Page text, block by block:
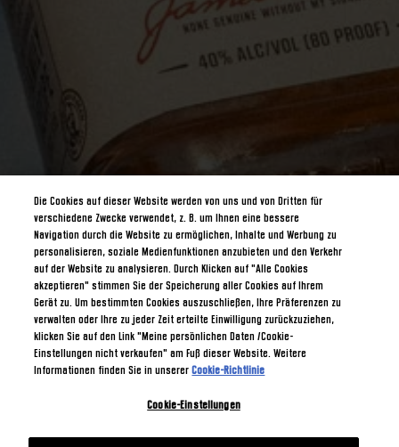
Die Cookies auf dieser Website werden von uns und von Dritten für
verschiedene Zwecke verwendet, z. B. um Ihnen eine bessere
Navigation durch die Website zu ermöglichen, Inhalte und Werbung zu
personalisieren, soziale Medienfunktionen anzubieten und den Verkehr
auf der Website zu analysieren. Durch Klicken auf "Alle Cookies
akzeptieren" stimmen Sie der Speicherung aller Cookies auf Ihrem
Gerät zu. Um bestimmten Cookies auszuschließen, Ihre Präferenzen zu
verwalten oder Ihre zu jeder Zeit erteilte Einwilligung zurückzuziehen,
klicken Sie auf den Link "Meine persönlichen Daten /Cookie-
Einstellungen nicht verkaufen" am Fuß dieser Website. Weitere
Informationen finden Sie in unsererCookie-Richtlinie
Cookie-Einstellungen